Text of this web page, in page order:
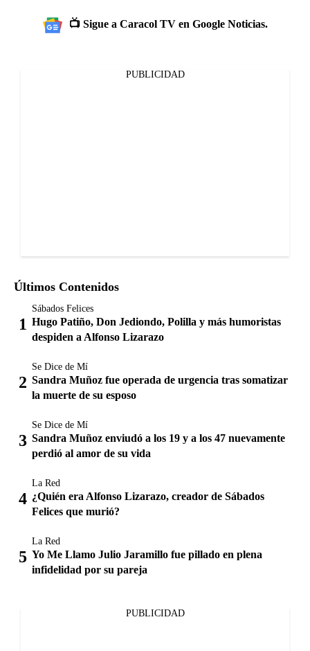
📺 Sigue a Caracol TV en Google Noticias.
PUBLICIDAD
Últimos Contenidos
Sábados Felices
Hugo Patiño, Don Jediondo, Polilla y más humoristas
despiden a Alfonso Lizarazo
Se Dice de Mí
Sandra Muñoz fue operada de urgencia tras somatizar
la muerte de su esposo
Se Dice de Mí
Sandra Muñoz enviudó a los 19 y a los 47 nuevamente
perdió al amor de su vida
La Red
¿Quién era Alfonso Lizarazo, creador de Sábados
Felices que murió?
La Red
Yo Me Llamo Julio Jaramillo fue pillado en plena
infidelidad por su pareja
PUBLICIDAD